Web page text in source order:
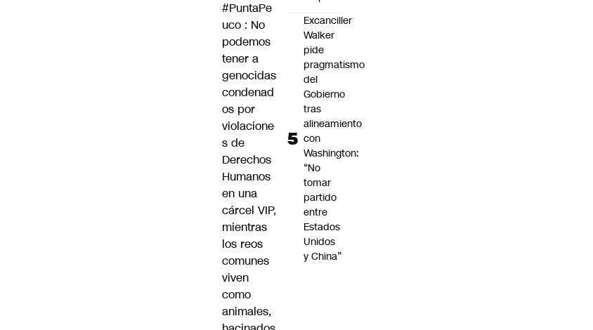
#PuntaPe
uco : No
podemos
tener a
genocidas
condenad
os por
violacione
s de
Derechos
Humanos
en una
cárcel VIP,
mientras
los reos
comunes
viven
como
animales,
Excanciller
Walker
pide
pragmatismo
del
Gobierno
tras
alineamiento
con
Washington:
“No
tomar
partido
entre
Estados
Unidos
y China”